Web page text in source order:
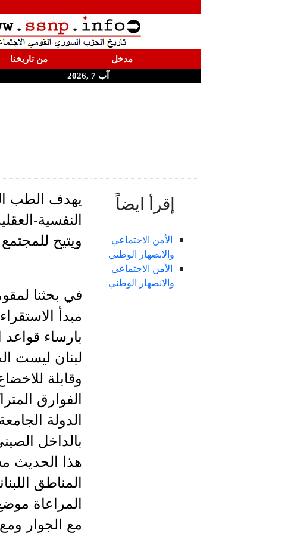
مدخل من تاريخنا
آب 7 ,2026
إقرأ ايضاً
الأمن الاجتماعي
والانصهار الوطني
الأمن الاجتماعي
والانصهار الوطني
يهدف الطب
النفسية-
ويتيح
في بحثنا
مبدأ
بارساء قواعد
لبنان ليست
وقابلة
الفوارق
الدولة
بالداخل
هذا الحديث
المناطق
المراعاة
مع الجوار